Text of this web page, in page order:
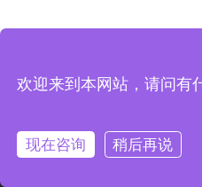
欢迎来到本网站，请问有
现在咨询 稍后再说